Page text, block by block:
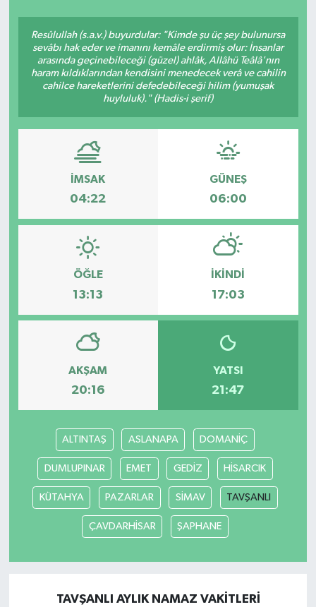
Resûlullah (s.a.v.) buyurdular: "Kimde şu üç şey bulunursa
sevâbı hak eder ve imanını kemâle erdirmiş olur: İnsanlar
arasında geçinebileceği (güzel) ahlâk, Allâhü Teâlâ'nın
haram kıldıklarından kendisini menedecek verâ ve cahilin
cahilce hareketlerini defedebileceği hilim (yumuşak
huyluluk)." (Hadis-i şerif)
İMSAK
04:22
GÜNEŞ
06:00
ÖĞLE
13:13
İKINDI
17:03
AKŞAM
20:16
YATSI
21:47
ALTINTAŞ ASLANAPA DOMANİÇ
DUMLUPINAR EMET GEDİZ HİSARCIK
KÜTAHYA PAZARLAR SİMAV TAVŞANLI
ÇAVDARHİSAR ŞAPHANE
TAVŞANLI AYLIK NAMAZ VAKITLERI
Spor
Türkiye